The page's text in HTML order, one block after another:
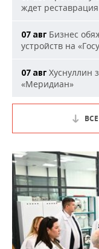
ждет реставрация
07 авг Бизнес
устройств на
07 авг Хуснуллин
«Меридиан»